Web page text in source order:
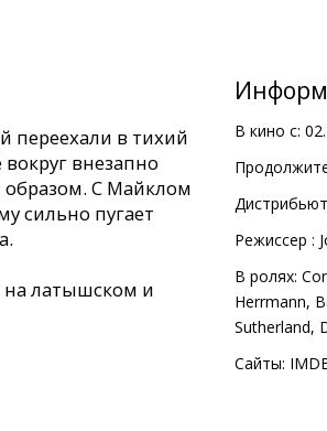
переехали в тихий
внезапно
С Майклом
сильно пугает
на латышском и
В кино с:
Pежиссер :
В ролях:
Herrmann,
Sutherland,
Сайты: